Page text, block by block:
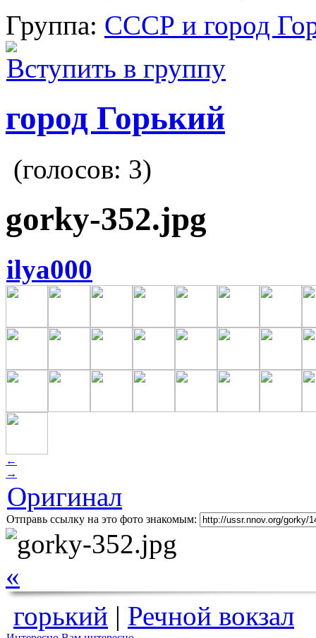
Группа: СССР и город
Вступить в группу
город Горький
(голосов: 3)
gorky-352.jpg
ilya000
←
→
Оригинал
Отправь ссылку на это фото знакомым:
«
горький | Речной вокзал